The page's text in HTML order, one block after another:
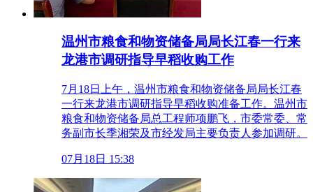
温州市粮食和物资储备局局长江春一行来
龙港市调研指导早稻收购工作
7月18日上午，温州市粮食和物资储备局局长江春
一行来龙港市调研指导早稻收购准备工作。温州市
粮食和物资储备局总工程师项鹏飞，市委常委、常
务副市长季湘荣及市经发局主要负责人参加调研。
07月18日 15:38